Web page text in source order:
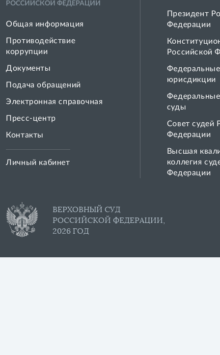
РОССИЙСКОЙ ФЕДЕРАЦИИ
Общая информация
Противодействие
коррупции
Документы
Подача обращений
Электронная справочная
Пресс-центр
Контакты
Личный кабинет
Президент
Федерации
Российской
юрисдикции
суды
Совет cудей
Федерации
Высшая
коллегия
Федерации
ВЕРХОВНЫЙ СУД
РОССИЙСКОЙ ФЕДЕРАЦИИ,
2026 ГОД